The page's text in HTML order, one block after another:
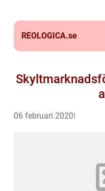
REOLOGICA.se
06 februari 2020